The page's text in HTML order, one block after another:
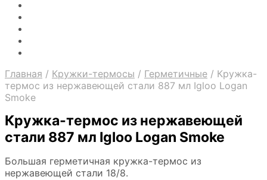
Главная / Кружки-термосы / Герметичные / Кружка-
термос из нержавеющей стали 887 мл Igloo Logan
Smoke
Кружка-термос из нержавеющей
стали 887 мл Igloo Logan Smoke
Большая герметичная кружка-термос из
нержавеющей стали 18/8.